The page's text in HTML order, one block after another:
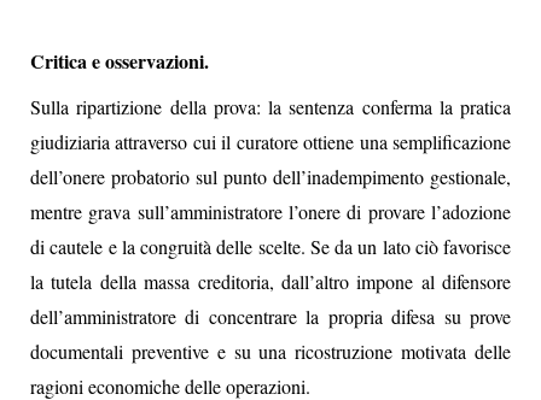
Critica e osservazioni.
Sulla ripartizione della prova: la sentenza conferma la pratica
giudiziaria attraverso cui il curatore ottiene una semplificazione
dell’onere probatorio sul punto dell’inadempimento gestionale,
mentre grava sull’amministratore l’onere di provare l’adozione
di cautele e la congruità delle scelte. Se da un lato ciò favorisce
la tutela della massa creditoria, dall’altro impone al difensore
dell’amministratore di concentrare la propria difesa su prove
documentali preventive e su una ricostruzione motivata delle
ragioni economiche delle operazioni.